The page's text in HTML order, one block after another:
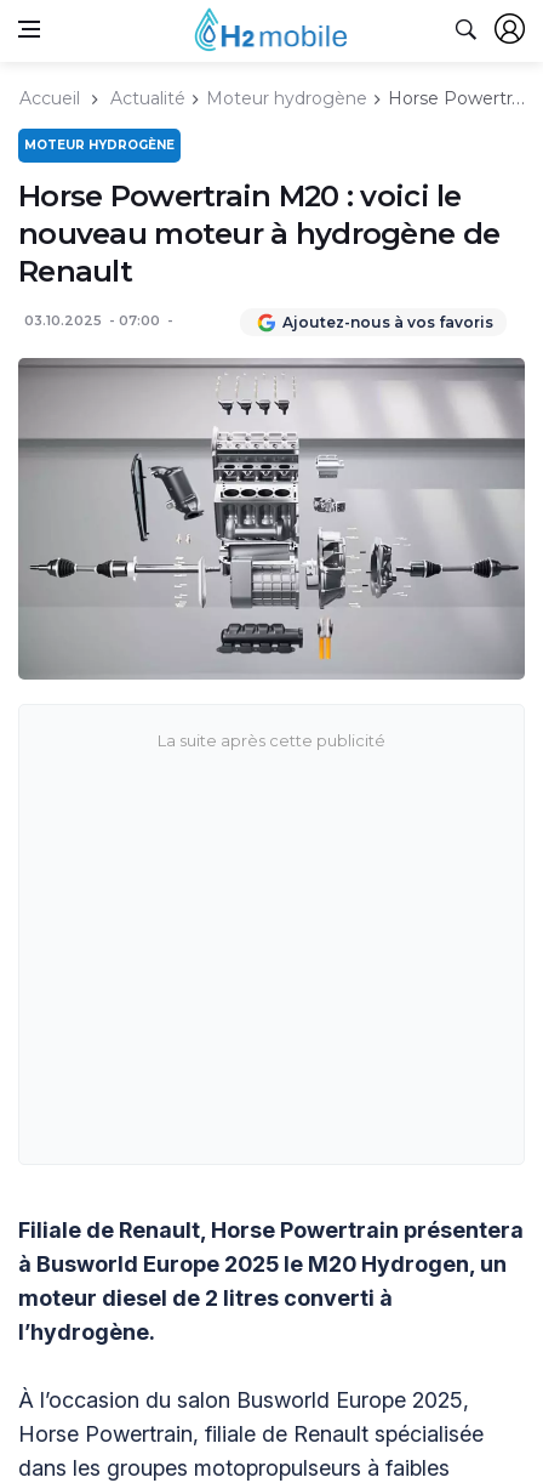
Accueil Actualité Moteur hydrogène Horse Powertrain M20 : voici le nouveau moteur à hydrogène de Renault
MOTEUR HYDROGÈNE
Horse Powertrain M20 : voici le
nouveau moteur à hydrogène de
Renault
03.10.2025 07:00 Ajoutez-nous à vos favoris
Filiale de Renault, Horse Powertrain présentera
à Busworld Europe 2025 le M20 Hydrogen, un
moteur diesel de 2 litres converti à
l’hydrogène.
À l’occasion du salon Busworld Europe 2025,
Horse Powertrain, filiale de Renault spécialisée
dans les groupes motopropulseurs à faibles